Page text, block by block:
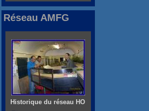
Réseau AMFG
Historique du réseau HO